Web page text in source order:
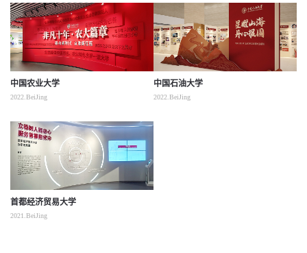
中国农业大学
2022.BeiJing
中国石油大学
2022.BeiJing
首都经济贸易大学
2021.BeiJing